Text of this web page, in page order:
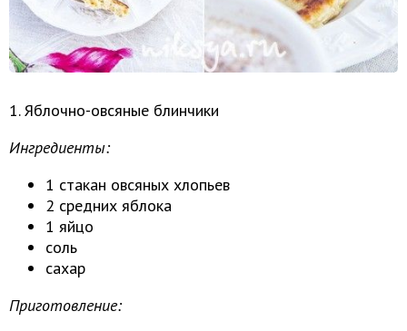
1. Яблочно-овсяные блинчики
Ингредиенты:
1 стакан овсяных хлопьев
2 средних яблока
1 яйцо
соль
сахар
Приготовление: